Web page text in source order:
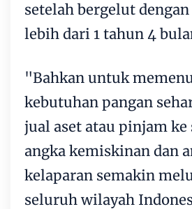
setelah bergelut
lebih dari 1 tahun 4
"Bahkan untuk
kebutuhan pangan
jual aset atau pinjam ke
angka kemiskinan dan
kelaparan semakin
seluruh wilayah